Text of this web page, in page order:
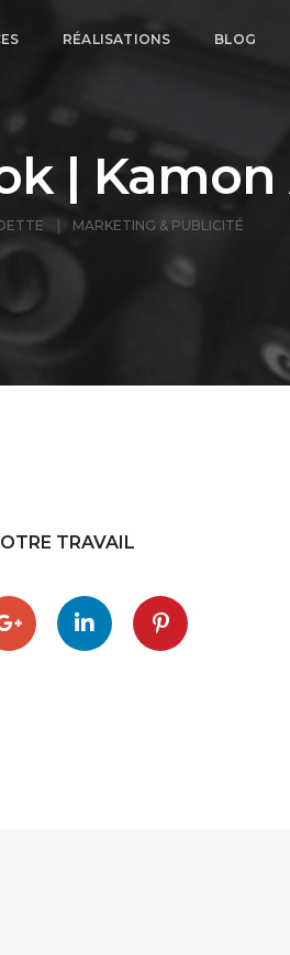
RÉALISATIONS BLOG
| Kamon
MARKETING & PUBLICITÉ
TRAVAIL